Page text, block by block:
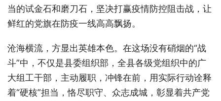
当的试金石和磨刀石，坚决打赢疫情防控阻击战，让
鲜红的党旗在防疫一线高高飘扬。
沧海横流，方显出英雄本色。在这场没有硝烟的“战
斗”中，不仅是县委组织部，全县各级党组织中的广
大组工干部，主动履职，冲锋在前，用实际行动诠释
着“硬核”担当，恪尽职守、众志成城，彰显着共产党